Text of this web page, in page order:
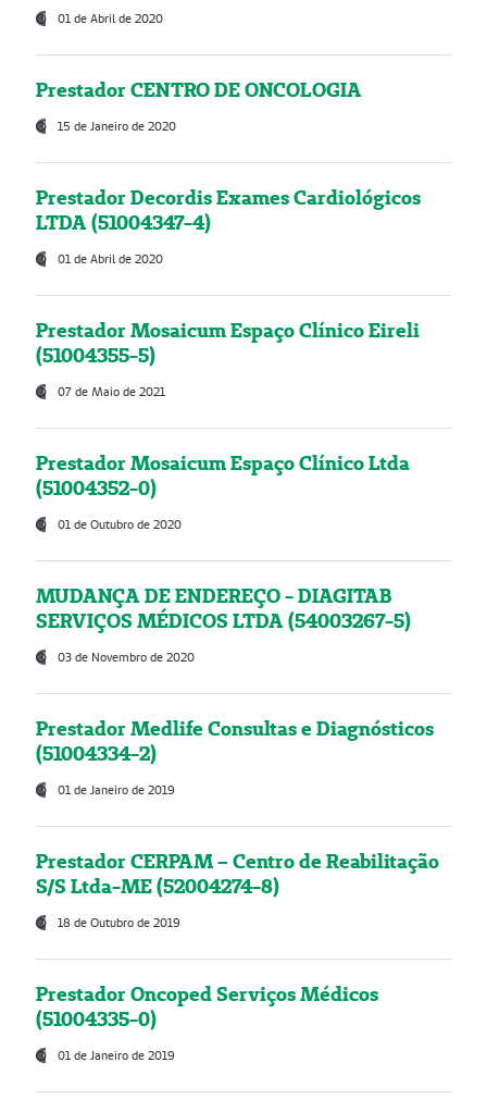
01 de Abril de 2020
Prestador CENTRO DE ONCOLOGIA
15 de Janeiro de 2020
Prestador Decordis Exames Cardiológicos
LTDA (51004347-4)
01 de Abril de 2020
Prestador Mosaicum Espaço Clínico Eireli
(51004355-5)
07 de Maio de 2021
Prestador Mosaicum Espaço Clínico Ltda
(51004352-0)
01 de Outubro de 2020
MUDANÇA DE ENDEREÇO - DIAGITAB
SERVIÇOS MÉDICOS LTDA (54003267-5)
03 de Novembro de 2020
Prestador Medlife Consultas e Diagnósticos
(51004334-2)
01 de Janeiro de 2019
Prestador CERPAM – Centro de Reabilitação
S/S Ltda-ME (52004274-8)
18 de Outubro de 2019
Prestador Oncoped Serviços Médicos
(51004335-0)
01 de Janeiro de 2019